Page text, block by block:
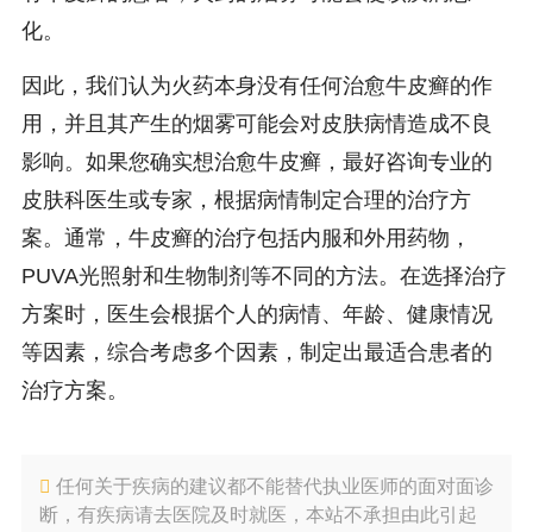
化。
因此，我们认为火药本身没有任何治愈牛皮癣的作
用，并且其产生的烟雾可能会对皮肤病情造成不良
影响。如果您确实想治愈牛皮癣，最好咨询专业的
皮肤科医生或专家，根据病情制定合理的治疗方
案。通常，牛皮癣的治疗包括内服和外用药物，
PUVA光照射和生物制剂等不同的方法。在选择治疗
方案时，医生会根据个人的病情、年龄、健康情况
等因素，综合考虑多个因素，制定出最适合患者的
治疗方案。
任何关于疾病的建议都不能替代执业医师的面对面诊
断，有疾病请去医院及时就医，本站不承担由此引起